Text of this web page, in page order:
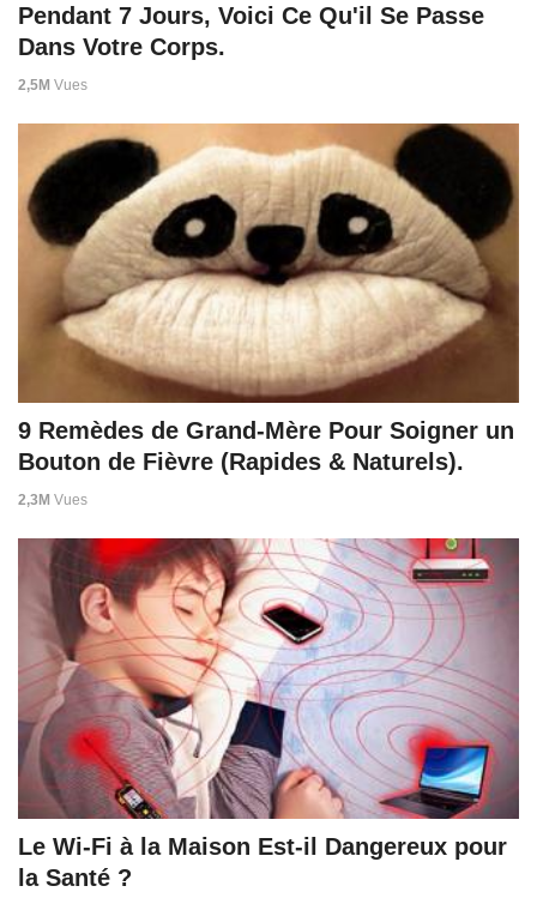
Pendant 7 Jours, Voici Ce Qu'il Se Passe
Dans Votre Corps.
2,5M Vues
9 Remèdes de Grand-Mère Pour Soigner un
Bouton de Fièvre (Rapides & Naturels).
2,3M Vues
Le Wi-Fi à la Maison Est-il Dangereux pour
la Santé ?